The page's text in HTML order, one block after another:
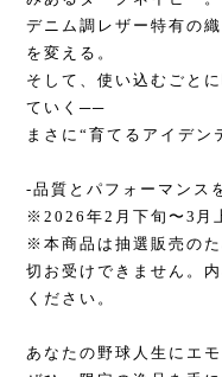
デニム調レザー特有の
を変える。
そして、使い込むごと
ていく──
まさに“育てるアイデン
-品質とパフォーマンス
※2026年2月下旬〜3月
※本商品は抽選販売の
切お受けできません。
ください。
あなたの野球人生にエ